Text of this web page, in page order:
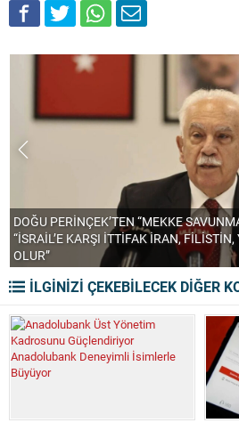
DOĞU PERİNÇEK’TEN “MEKKE
“İSRAİL’E KARŞI İTTİFAK İRAN,
OLUR”
İLGİNİZİ ÇEKEBİLECEK DİĞER